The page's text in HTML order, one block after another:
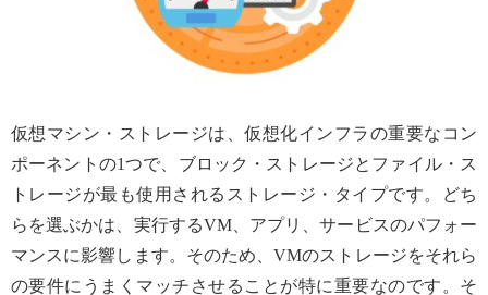
仮想マシン・ストレージは、仮想化インフラの重要なコン
ポーネントの1つで、ブロック・ストレージとファイル・ス
トレージが最も使用されるストレージ・タイプです。どち
らを選ぶかは、実行するVM、アプリ、サービスのパフォー
マンスに影響します。そのため、VMのストレージをそれら
の要件にうまくマッチさせることが特に重要なのです。そ